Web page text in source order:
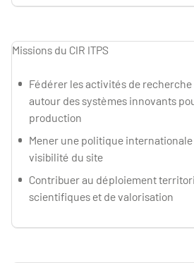
Missions du CIR ITPS
Fédérer les activités de
autour des systèmes innovants
production
Mener une politique
visibilité du site
Contribuer au déploiement
scientifiques et de valorisation